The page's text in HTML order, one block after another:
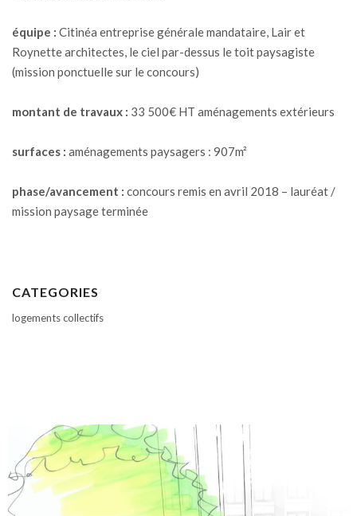
équipe : Citinéa entreprise générale mandataire, Lair et
Roynette architectes, le ciel par-dessus le toit paysagiste
(mission ponctuelle sur le concours)
montant de travaux : 33 500€ HT aménagements extérieurs
surfaces : aménagements paysagers : 907m²
phase/avancement : concours remis en avril 2018 – lauréat /
mission paysage terminée
CATEGORIES
logements collectifs